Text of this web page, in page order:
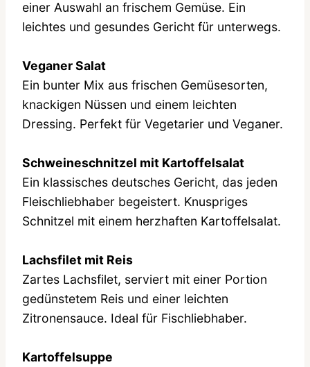
einer Auswahl an frischem Gemüse. Ein
leichtes und gesundes Gericht für unterwegs.
Veganer Salat
Ein bunter Mix aus frischen Gemüsesorten,
knackigen Nüssen und einem leichten
Dressing. Perfekt für Vegetarier und Veganer.
Schweineschnitzel mit Kartoffelsalat
Ein klassisches deutsches Gericht, das jeden
Fleischliebhaber begeistert. Knuspriges
Schnitzel mit einem herzhaften Kartoffelsalat.
Lachsfilet mit Reis
Zartes Lachsfilet, serviert mit einer Portion
gedünstetem Reis und einer leichten
Zitronensauce. Ideal für Fischliebhaber.
Kartoffelsuppe